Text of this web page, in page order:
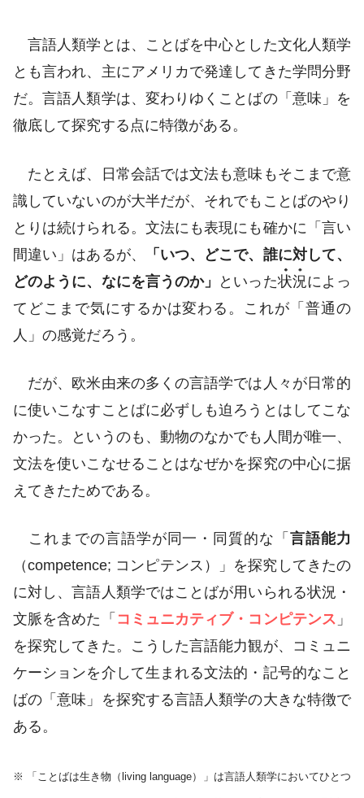
言語人類学とは、ことばを中心とした文化人類学
とも言われ、主にアメリカで発達してきた学問分野
だ。言語人類学は、変わりゆくことばの「意味」を
徹底して探究する点に特徴がある。
たとえば、日常会話では文法も意味もそこまで意
識していないのが大半だが、それでもことばのやり
とりは続けられる。文法にも表現にも確かに「言い
間違い」はあるが、
「いつ、どこで、誰に対して、
どのように、なにを言うのか」
といった状況によっ
てどこまで気にするかは変わる。これが「普通の
人」の感覚だろう。
だが、欧米由来の多くの言語学では人々が日常的
に使いこなすことばに必ずしも迫ろうとはしてこな
かった。というのも、動物のなかでも人間が唯一、
文法を使いこなせることはなぜかを探究の中心に据
えてきたためである。
これまでの言語学が同一・同質的な「言語能力
（competence; コンピテンス）」を探究してきたの
に対し、言語人類学ではことばが用いられる状況・
文脈を含めた「 コミュニカティブ・コンピテンス 」
を探究してきた。こうした言語能力観が、コミュニ
ケーションを介して生まれる文法的・記号的なこと
ばの「意味」を探究する言語人類学の大きな特徴で
ある。
※ 「ことばは生き物（living language）」は言語人類学においてひとつ